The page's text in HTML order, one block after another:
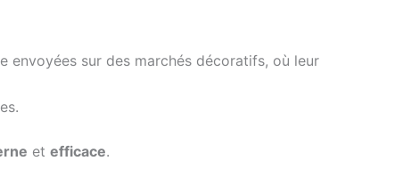
envoyées sur des marchés décoratifs, où leur
et efficace.